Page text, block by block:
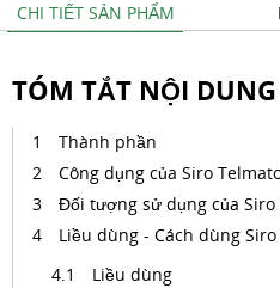
CHI TIẾT SẢN PHẨM
TÓM TẮT NỘI DUNG
Thành phần
Công dụng của Siro
Đối tượng sử dụng của Siro
Liều dùng - Cách dùng
Liều dùng